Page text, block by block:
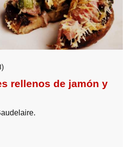
)
rellenos de jamón y